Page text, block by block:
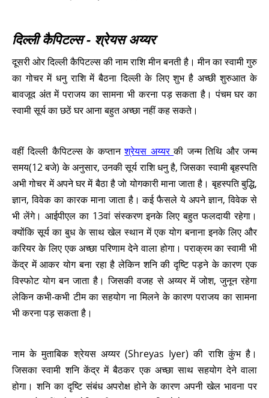
दिल्ली कैपिटल्स - श्रेयस अय्यर
दूसरी ओर दिल्ली कैपिटल्स की नाम राशि मीन बनती है। मीन का स्वामी गुरु
का गोचर में धनु राशि में बैठना दिल्ली के लिए शुभ है अच्छी शुरुआत के
बावजूद अंत में पराजय का सामना भी करना पड़ सकता है। पंचम घर का
स्वामी सूर्य का छठें घर आना बहुत अच्छा नहीं कह सकते।
वहीं दिल्ली कैपिटल्स के कप्तानश्रेयस अय्यरकी जन्म तिथि और जन्म
समय(12 बजे) के अनुसार, उनकी सूर्य राशि धनु है, जिसका स्वामी बृहस्पति
अभी गोचर में अपने घर में बैठा है जो योगकारी माना जाता है। बृहस्पति बुद्धि,
ज्ञान, विवेक का कारक माना जाता है। कई फैसले ये अपने ज्ञान, विवेक से
भी लेंगे। आईपीएल का 13वां संस्करण इनके लिए बहुत फलदायी रहेगा।
क्योंकि सूर्य का बुध के साथ खेल स्थान में एक योग बनाना इनके लिए और
करियर के लिए एक अच्छा परिणाम देने वाला होगा। पराक्रम का स्वामी भी
केंद्र में आकर योग बना रहा है लेकिन शनि की दृष्टि पड़ने के कारण एक
विस्फोट योग बन जाता है। जिसकी वजह से अय्यर में जोश, जुनून रहेगा
लेकिन कभी-कभी टीम का सहयोग ना मिलने के कारण पराजय का सामना
भी करना पड़ सकता है।
नाम के मुताबिक श्रेयस अय्यर (Shreyas Iyer) की राशि कुंभ है।
जिसका स्वामी शनि केंद्र में बैठकर एक अच्छा साथ सहयोग देने वाला
होगा। शनि का दृष्टि संबंध अपरोक्ष होने के कारण अपनी खेल भावना पर